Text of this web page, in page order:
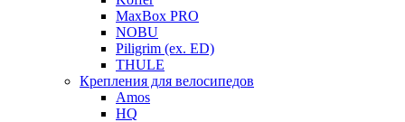
MaxBox PRO
NOBU
Piligrim (ex. ED)
THULE
Крепления для велосипедов
Amos
HQ